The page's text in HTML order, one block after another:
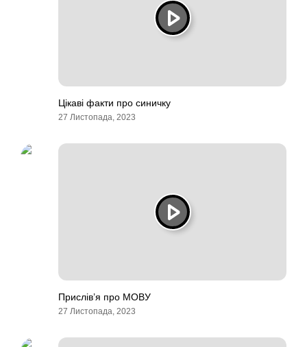
Цікаві факти про синичку
27 Листопада, 2023
Прислів’я про МОВУ
27 Листопада, 2023